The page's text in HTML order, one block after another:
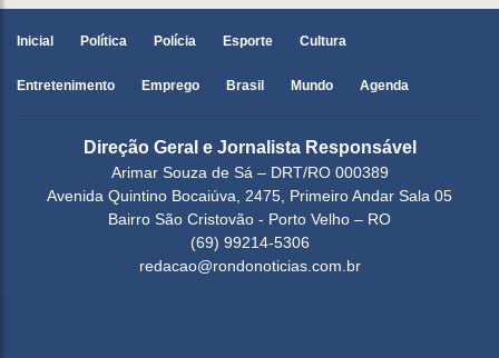
Inicial Política Polícia Esporte Cultura
Entretenimento Emprego Brasil Mundo Agenda
Direção Geral e Jornalista Responsável
Arimar Souza de Sá – DRT/RO 000389
Avenida Quintino Bocaiúva, 2475, Primeiro Andar Sala 05
Bairro São Cristovão - Porto Velho – RO
(69) 99214-5306
redacao@rondonoticias.com.br